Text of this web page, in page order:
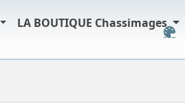
LA BOUTIQUE Chassimages